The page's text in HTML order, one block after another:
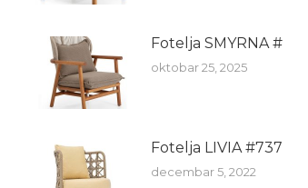
Fotelja SMYRNA #
oktobar 25, 2025
Fotelja LIVIA #737
decembar 5, 2022